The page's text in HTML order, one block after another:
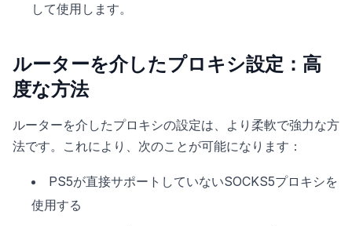
して使用します。
ルーターを介したプロキシ設定：高
度な方法
ルーターを介したプロキシの設定は、より柔軟で強力な方
法です。これにより、次のことが可能になります：
PS5が直接サポートしていないSOCKS5プロキシを
使用する